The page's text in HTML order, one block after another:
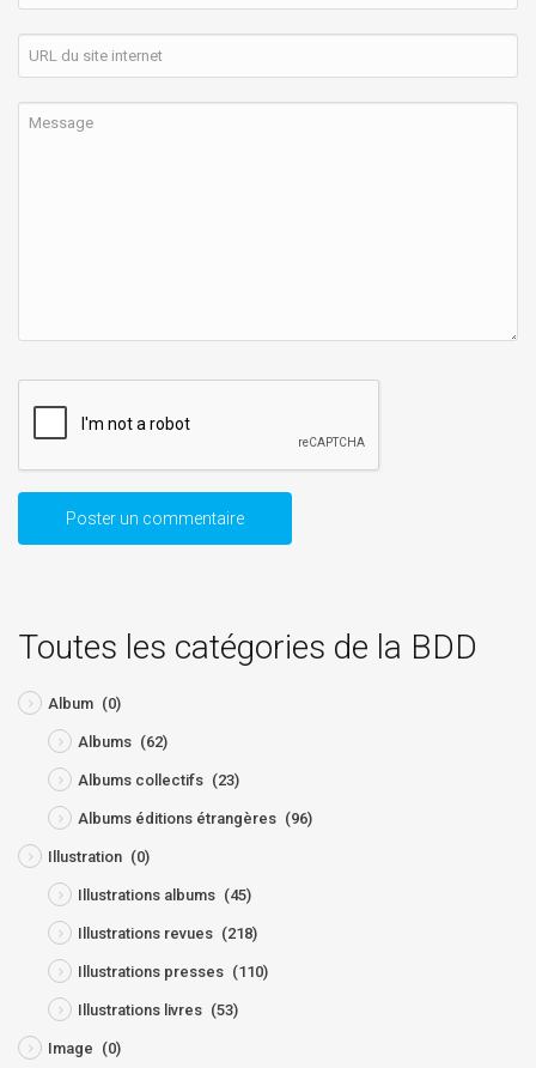
Toutes les catégories de la BDD
Album (0)
Albums (62)
Albums collectifs (23)
Albums éditions étrangères (96)
Illustration (0)
Illustrations albums (45)
Illustrations revues (218)
Illustrations presses (110)
Illustrations livres (53)
Image (0)